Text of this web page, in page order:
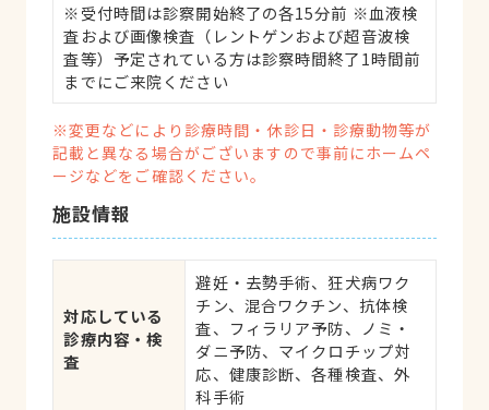
※受付時間は診察開始終了の各15分前 ※血液検
査および画像検査（レントゲンおよび超音波検
査等）予定されている方は診察時間終了1時間前
までにご来院ください
※変更などにより診療時間・休診日・診療動物等が
記載と異なる場合がございますので事前にホームペ
ージなどをご確認ください。
施設情報
対応している
診療内容・検
査
避妊・去勢手術、狂犬病ワク
チン、混合ワクチン、抗体検
査、フィラリア予防、ノミ・
ダニ予防、マイクロチップ対
応、健康診断、各種検査、外
科手術